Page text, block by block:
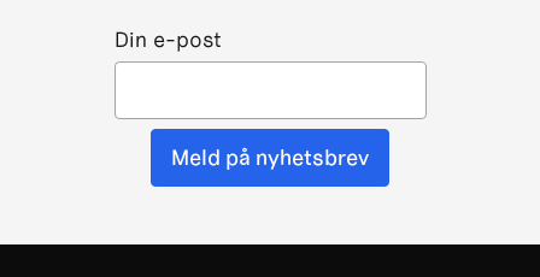
Din e-post
Meld på nyhetsbrev